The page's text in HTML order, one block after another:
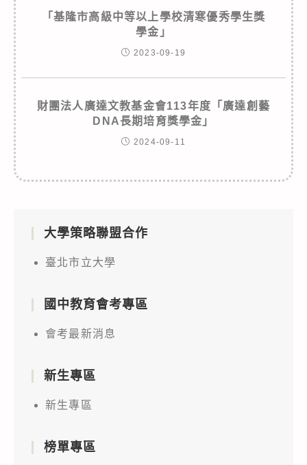
「基隆市高級中等以上學校清寒優秀學生獎
學金」
2023-09-19
財團法人廣達文教基金會113年度「廣達創藝
DNA長期培育獎學金」
2024-09-11
大學策略聯盟合作
臺北市立大學
國中教育會考專區
會考最新消息
新生專區
新生專區
榜單專區